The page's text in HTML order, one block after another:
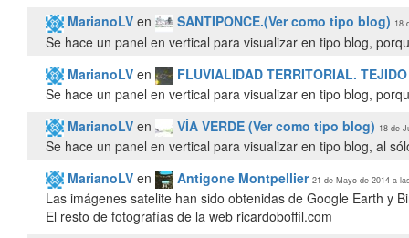
MarianoLV en SANTIPONCE.(Ver como tipo blog) 18
Se hace un panel en vertical para visualizar en tipo blog,
MarianoLV en
FLUVIALIDAD TERRITORIAL.
Se hace un panel en vertical para visualizar en tipo blog,
MarianoLV en VÍA VERDE (Ver como tipo blog) 18 de
Se hace un panel en vertical para visualizar en tipo blog, al
MarianoLV en Antigone Montpellier 21 de Mayo de 2014 a
Las imágenes satelite han sido obtenidas de Google Earth y
El resto de fotografías de la web ricardoboffil.com